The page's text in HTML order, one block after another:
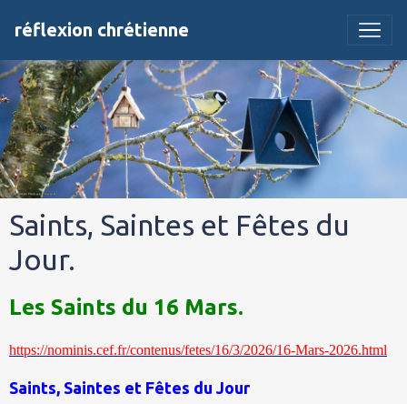
réflexion chrétienne
Saints, Saintes et Fêtes du
Jour.
Les Saints du 16 Mars.
https://nominis.cef.fr/contenus/fetes/16/3/2026/16-Mars-2026.html
Saints, Saintes et Fêtes du Jour